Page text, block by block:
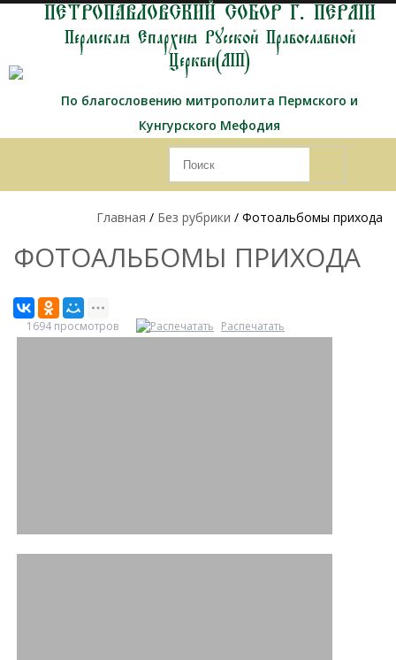
ПЕТРОПАВЛОВСКИЙ СОБОР Г. ПЕРМИ
Пермская Епархия Русской Православной
Церкви(МП)
По благословению митрополита Пермского и
Кунгурского Мефодия
Главная / Без рубрики / Фотоальбомы прихода
ФОТОАЛЬБОМЫ ПРИХОДА
1694 просмотров Распечатать